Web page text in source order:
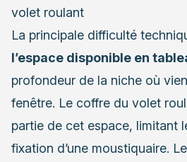
volet roulant
La principale difficulté
l’espace disponible en
profondeur de la niche où
fenêtre. Le coffre du volet
partie de cet espace, limitant
fixation d’une moustiquaire.